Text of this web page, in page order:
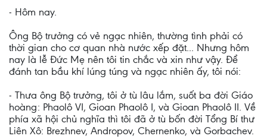
- Hôm nay.
Ông Bộ trưởng có vẻ ngạc nhiên, thường tình phải có
thời gian cho cơ quan nhà nước xếp đặt... Nhưng hôm
nay là lễ Ðức Mẹ nên tôi tin chắc và xin như vậy. Ðể
đánh tan bầu khí lúng túng và ngạc nhiên ấy, tôi nói:
- Thưa ông Bộ trưởng, tôi ở tù lâu lắm, suốt ba đời Giáo
hoàng: Phaolô VI, Gioan Phaolô I, và Gioan Phaolô II. Về
phía xã hội chủ nghĩa thì tôi đã ở tù bốn đời Tổng Bí thư
Liên Xô: Brezhnev, Andropov, Chernenko, và Gorbachev.